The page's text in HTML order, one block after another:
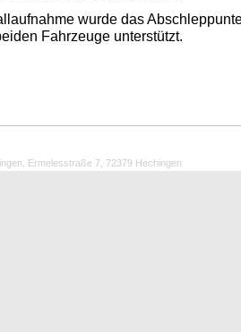
wurde das
Fahrzeuge unterstützt.
Ermelesstraße 7, 72379 Hechingen